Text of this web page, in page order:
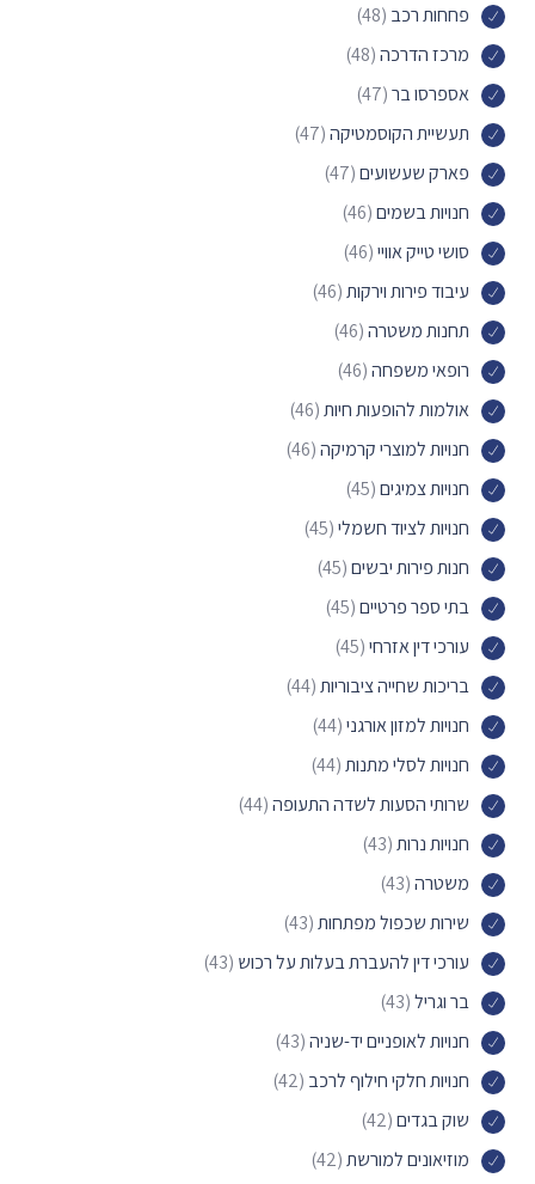
פחחות רכב (48)
מרכז הדרכה(48)
אספרסו בר(47)
תעשיית הקוסמטיקה(47)
פארק שעשועים(47)
חנויות בשמים(46)
סושי טייק אוויי(46)
עיבוד פירות וירקות(46)
תחנות משטרה(46)
רופאי משפחה(46)
אולמות להופעות חיות(46)
חנויות למוצרי קרמיקה(46)
חנויות צמיגים(45)
חנויות לציוד חשמלי(45)
חנות פירות יבשים(45)
בתי ספר פרטיים(45)
עורכי דין אזרחי(45)
בריכות שחייה ציבוריות(44)
חנויות למזון אורגני(44)
חנויות לסלי מתנות(44)
שרותי הסעות לשדה התעופה(44)
חנויות נרות(43)
משטרה(43)
שירות שכפול מפתחות(43)
עורכי דין להעברת בעלות על רכוש (43)
בר וגריל(43)
חנויות לאופניים יד-שניה(43)
חנויות חלקי חילוף לרכב (42)
שוק בגדים(42)
מוזיאונים למורשת(42)